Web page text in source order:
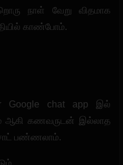
நாள் வேறு விதமாக
காண்போம்.
chat app இல்
ஆகி கணவருடன் இல்லாத
பண்ணலாம்.